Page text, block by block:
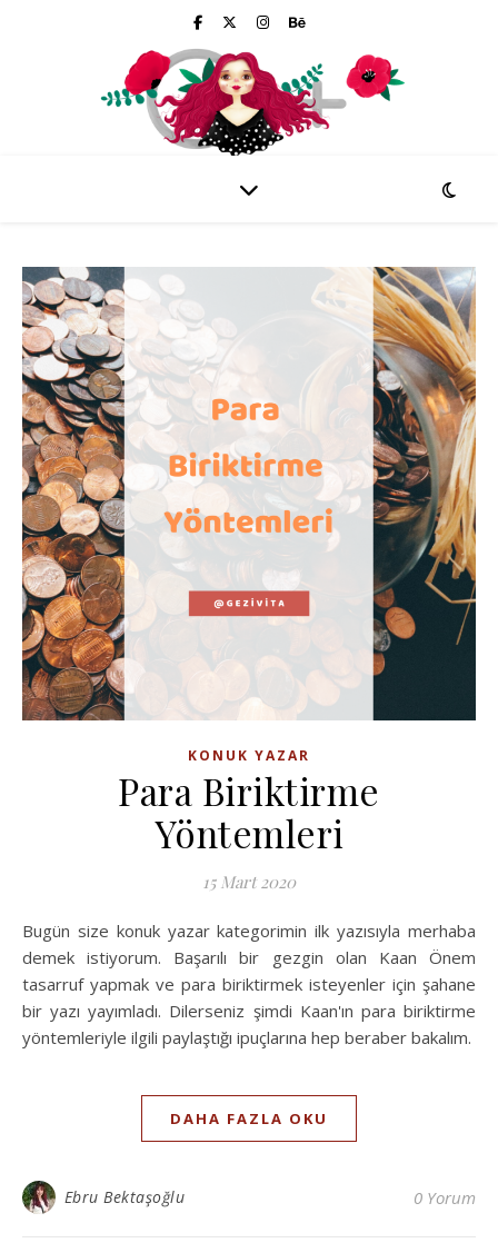
KONUK YAZAR
Para Biriktirme
Yöntemleri
15 Mart 2020
Bugün size konuk yazar kategorimin ilk yazısıyla merhaba
demek istiyorum. Başarılı bir gezgin olan Kaan Önem
tasarruf yapmak ve para biriktirmek isteyenler için şahane
bir yazı yayımladı. Dilerseniz şimdi Kaan'ın para biriktirme
yöntemleriyle ilgili paylaştığı ipuçlarına hep beraber bakalım.
DAHA FAZLA OKU
Ebru Bektaşoğlu 0 Yorum